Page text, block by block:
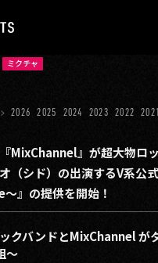
ジョブカン
ゲーム
ミクチャ
医療(CLIUS)
出版メディア
ミクチャ
2026 2025 2024 2023 2022 2021
MixChannel』が超大物ロ
（シド）の出演するV系公
』の提供を開始！
クバンドとMixChannel が
～